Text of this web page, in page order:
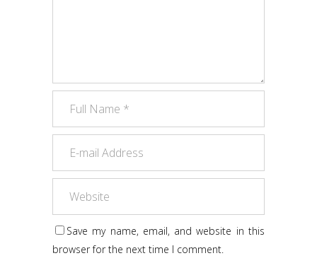
Save my name, email, and website in this
browser for the next time I comment.